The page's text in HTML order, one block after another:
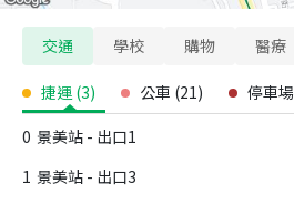
交通 學校 購物 醫療
捷運 (3) 公車 (21) 停車場
0 景美站 - 出口1
1 景美站 - 出口3